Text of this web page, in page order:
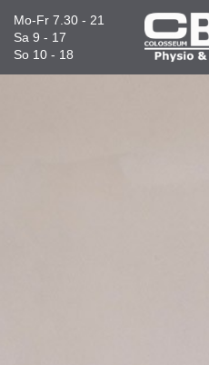
content
Mo-Fr 7.30 - 21
Sa 9 - 17
So 10 - 18